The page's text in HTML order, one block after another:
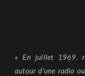
« En juillet 1969,
autour d’une radio